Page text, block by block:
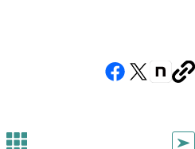
Facebook（新
X（新 note（新
ー